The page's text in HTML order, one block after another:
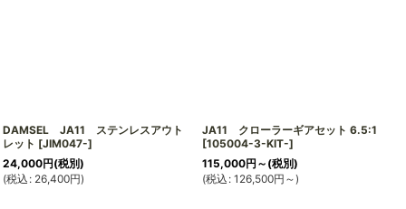
DAMSEL JA11 ステンレスアウト
レット [JIM047-]
24,000円(税別)
(税込 : 26,400円)
JA11 クローラーギアセット 6.5:1
[105004-3-KIT-]
115,000円 ～ (税別)
(税込 : 126,500円 ～)